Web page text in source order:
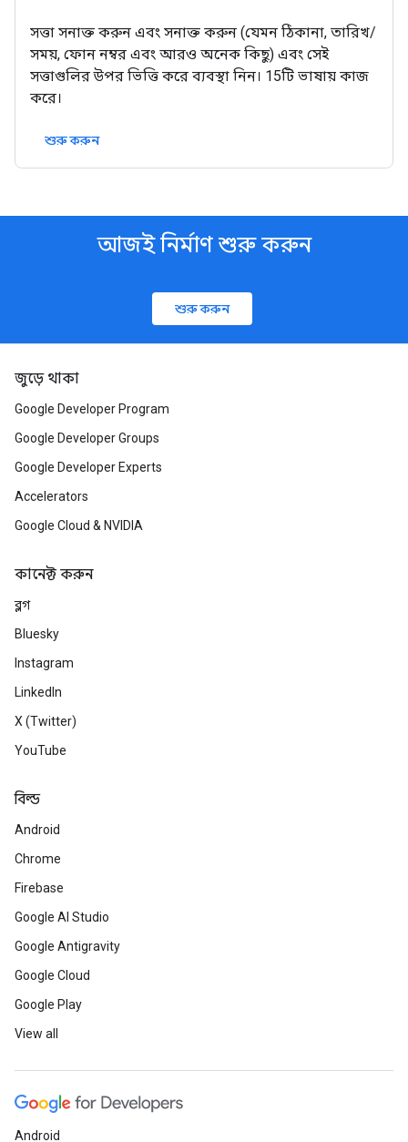
সত্তা সনাক্ত করুন এবং সনাক্ত করুন (যেমন ঠিকানা, তারিখ/
সময়, ফোন নম্বর এবং আরও অনেক কিছু) এবং সেই
সত্তাগুলির উপর ভিত্তি করে ব্যবস্থা নিন। 15টি ভাষায় কাজ
করে।
শুরু করুন
আজই নির্মাণ শুরু করুন
শুরু করুন
জুড়ে থাকা
Google Developer Program
Google Developer Groups
Google Developer Experts
Accelerators
Google Cloud & NVIDIA
কানেক্ট করুন
ব্লগ
Bluesky
Instagram
LinkedIn
X (Twitter)
YouTube
বিল্ড
Android
Chrome
Firebase
Google AI Studio
Google Antigravity
Google Cloud
Google Play
View all
Android